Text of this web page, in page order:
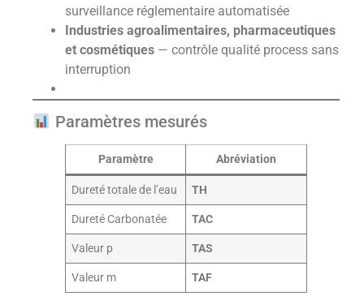
surveillance réglementaire automatisée
Industries agroalimentaires, pharmaceutiques
et cosmétiques — contrôle qualité process sans
interruption
Paramètres mesurés
Paramètre Abréviation
Dureté totale de l’eau TH
Dureté Carbonatée TAC
Valeur p TAS
Valeur m TAF